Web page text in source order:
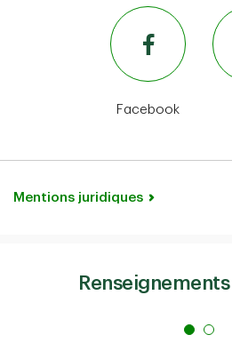
Facebook
Mentions juridiques